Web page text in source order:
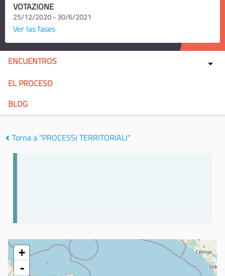
VOTAZIONE
25/12/2020 - 30/6/2021
Ver las fases
ENCUENTROS
EL PROCESO
BLOG
Torna a "PROCESSI TERRITORIALI"
+
-